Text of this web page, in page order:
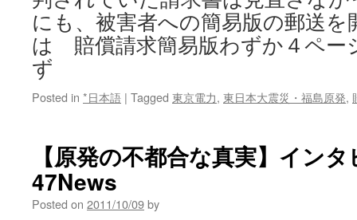
にも、被害者への簡易版の郵送を
は 賠償請求簡易版わずか４ペ
ず
Posted in *日本語 | Tagged 東京電力, 東日本大震災・福島原発,
【原発の不都合な真実】イン
47News
Posted on 2011/10/09by